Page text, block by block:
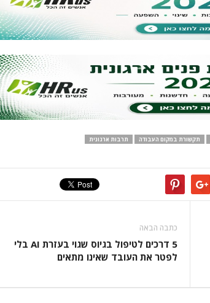
תקשורת במקום העבודה
תרבות ארגונית
כתבה הבאה
5 דרכים לטיפול בגיוס שגוי בעזרת AI בלי
לפטר את העובד שאינו מתאים